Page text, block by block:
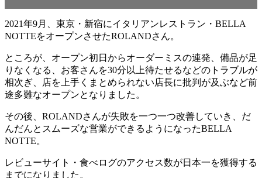
2021年9月、東京・新宿にイタリアンレストラン・BELLA
NOTTEをオープンさせたROLANDさん。
ところが、オープン初日からオーダーミスの連発、備品が足
りなくなる、お客さんを30分以上待たせるなどのトラブルが
相次ぎ、店を上手くまとめられない店長に批判が及ぶなど前
途多難なオープンとなりました。
その後、ROLANDさんが失敗を一つ一つ改善していき、だ
んだんとスムーズな営業ができるようになったBELLA
NOTTE。
レビューサイト・食べログのアクセス数が日本一を獲得する
までになりました。